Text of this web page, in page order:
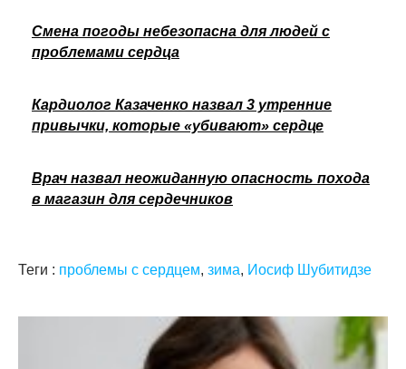
Cмена погоды небезопасна для людей с
проблемами сердца
Кардиолог Казаченко назвал 3 утренние
привычки, которые «убивают» сердце
Врач назвал неожиданную опасность похода
в магазин для сердечников
Теги : проблемы с сердцем, зима, Иосиф Шубитидзе